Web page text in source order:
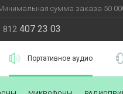
сумма заказа 50
812407 23 03
Портативное аудио